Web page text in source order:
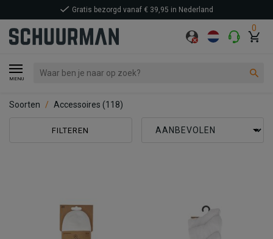
0
MENU
Gratis bezorgd vanaf € 39,95 in Nederland
Soorten Accessoires (118)
FILTEREN